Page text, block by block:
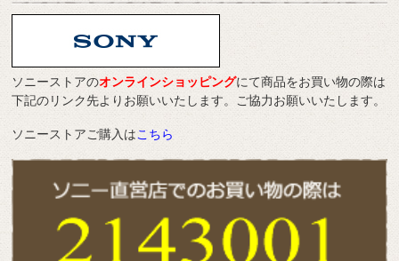
ソニーストアのオンラインショッピングにて商品をお買い物の際は
下記のリンク先よりお願いいたします。ご協力お願いいたします。
ソニーストアご購入はこちら